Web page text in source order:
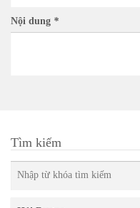
Nội dung *
Tìm kiếm